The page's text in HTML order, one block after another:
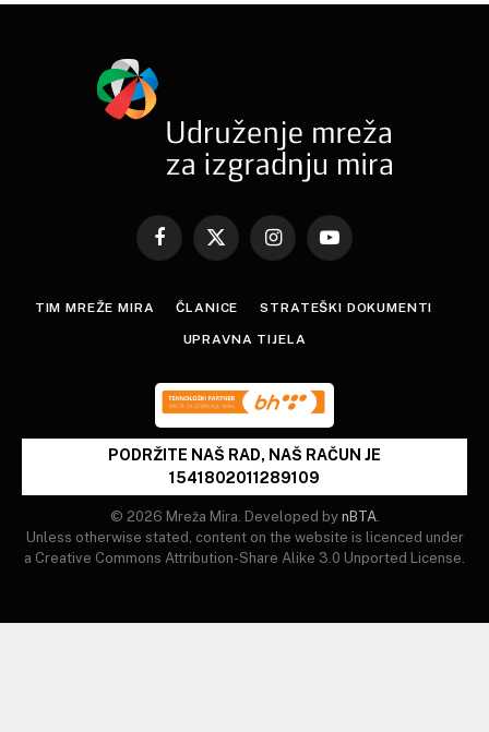
Facebook
X
InstagramYouTube
TIM MREŽE MIRA ČLANICE STRATEŠKI DOKUMENTI
UPRAVNA TIJELA
PODRŽITE NAŠ RAD, NAŠ RAČUN JE
1541802011289109
© 2026 Mreža Mira. Developed by nBTA.
Unless otherwise stated, content on the website is licenced under
a Creative Commons Attribution-Share Alike 3.0 Unported License.